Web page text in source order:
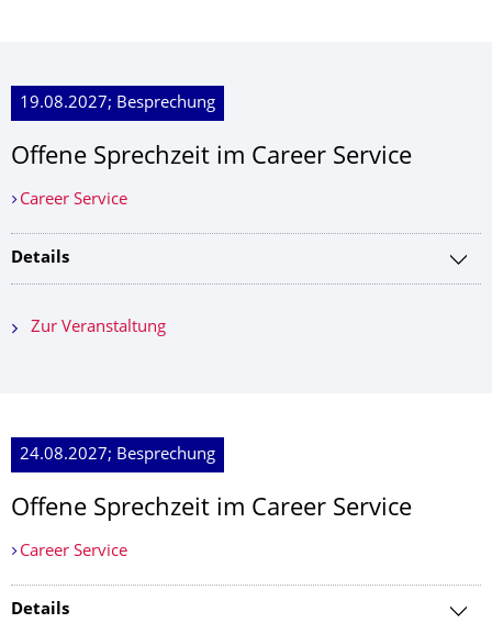
19.08.2027; Besprechung
Offene Sprechzeit im Career Service
Career Service
Details
Zur Veranstaltung
24.08.2027; Besprechung
Offene Sprechzeit im Career Service
Career Service
Details